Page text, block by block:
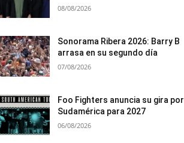
08/08/2026
Sonorama Ribera 2026: Barry B
arrasa en su segundo día
07/08/2026
Foo Fighters anuncia su gira por
Sudamérica para 2027
06/08/2026